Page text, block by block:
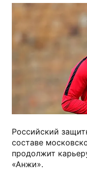
Российский
составе
продолжит
«Анжи».